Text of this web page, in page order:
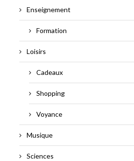
Enseignement
Formation
Loisirs
Cadeaux
Shopping
Voyance
Musique
Sciences